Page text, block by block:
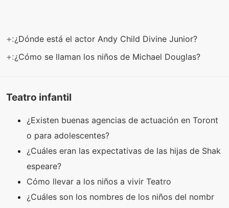
+:¿Dónde está el actor Andy Child Divine Junior?
+:¿Cómo se llaman los niños de Michael Douglas?
Teatro infantil
¿Existen buenas agencias de actuación en Toront
o para adolescentes?
¿Cuáles eran las expectativas de las hijas de Shak
espeare?
Cómo llevar a los niños a vivir Teatro
¿Cuáles son los nombres de los niños del nombr